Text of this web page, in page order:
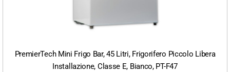
PremierTech Mini Frigo Bar, 45 Litri, Frigorifero Piccolo Libera
Installazione, Classe E, Bianco, PT-F47